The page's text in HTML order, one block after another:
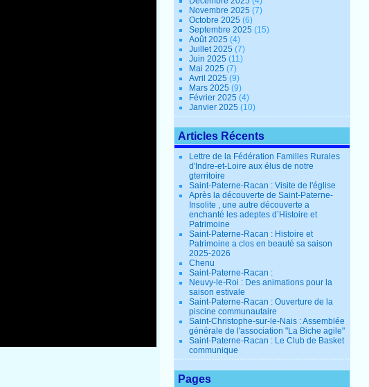
Novembre 2025(7)
Octobre 2025(6)
Septembre 2025(15)
Août 2025(4)
Juillet 2025(7)
Juin 2025(11)
Mai 2025(7)
Avril 2025(9)
Mars 2025(9)
Février 2025(4)
Janvier 2025(10)
Articles Récents
Lettre de la Fédération Familles Rurales
d'Indre-et-Loire aux élus de notre
gterritoire
Saint-Paterne-Racan : Visite de l'église
Après la découverte de Saint-Paterne-
Insolite , une autre découverte a
enchanté les adeptes d’Histoire et
Patrimoine
Saint-Paterne-Racan : Histoire et
Patrimoine a clos en beauté sa saison
2025-2026
Chenu
Saint-Paterne-Racan :
Neuvy-le-Roi : Des animations pour la
saison estivale
Saint-Paterne-Racan : Ouverture de la
piscine communautaire
Saint-Christophe-sur-le-Nais : Assemblée
générale de l'association "La Biche agile"
Saint-Paterne-Racan : Le Club de Basket
communique
Pages